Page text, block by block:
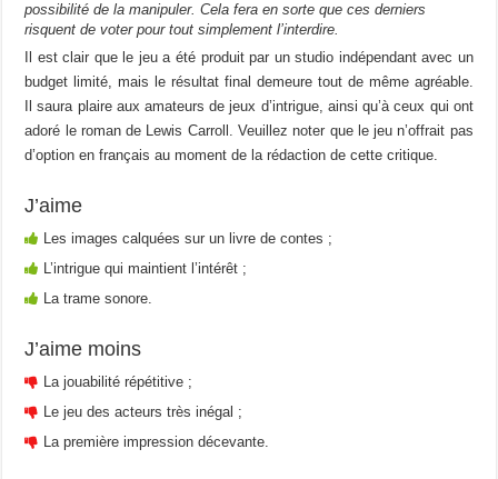
possibilité de la manipuler. Cela fera en sorte que ces derniers
risquent de voter pour tout simplement l’interdire.
Il est clair que le jeu a été produit par un studio indépendant avec un
budget limité, mais le résultat final demeure tout de même agréable.
Il saura plaire aux amateurs de jeux d’intrigue, ainsi qu’à ceux qui ont
adoré le roman de Lewis Carroll. Veuillez noter que le jeu n’offrait pas
d’option en français au moment de la rédaction de cette critique.
J’aime
Les images calquées sur un livre de contes ;
L’intrigue qui maintient l’intérêt ;
La trame sonore.
J’aime moins
La jouabilité répétitive ;
Le jeu des acteurs très inégal ;
La première impression décevante.